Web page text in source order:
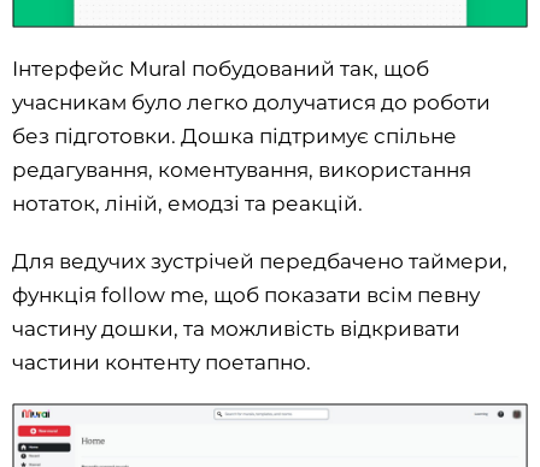
Інтерфейс Mural побудований так, щоб
учасникам було легко долучатися до роботи
без підготовки. Дошка підтримує спільне
редагування, коментування, використання
нотаток, ліній, емодзі та реакцій.
Для ведучих зустрічей передбачено таймери,
функція follow me, щоб показати всім певну
частину дошки, та можливість відкривати
частини контенту поетапно.